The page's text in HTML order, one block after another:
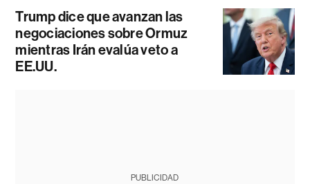
Trump dice que avanzan las
negociaciones sobre Ormuz
mientras Irán evalúa veto a
EE.UU.
PUBLICIDAD